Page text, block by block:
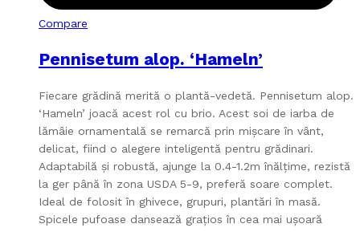
Compare
Pennisetum alop. ‘Hameln’
Fiecare grădină merită o plantă-vedetă. Pennisetum alop.
‘Hameln’ joacă acest rol cu brio. Acest soi de iarba de
lămâie ornamentală se remarcă prin mișcare în vânt,
delicat, fiind o alegere inteligentă pentru grădinari.
Adaptabilă și robustă, ajunge la 0.4-1.2m înălțime, rezistă
la ger până în zona USDA 5-9, preferă soare complet.
Ideal de folosit în ghivece, grupuri, plantări în masă.
Spicele pufoase dansează grațios în cea mai ușoară